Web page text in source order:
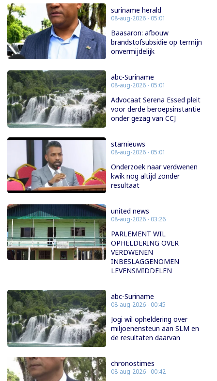
suriname herald
08-aug-2026 - 05:01
Baasaron: afbouw
brandstofsubsidie op termijn
onvermijdelijk
abc-Suriname
08-aug-2026 - 05:01
Advocaat Serena Essed pleit
voor derde beroepsinstantie
onder gezag van CCJ
starnieuws
08-aug-2026 - 05:01
Onderzoek naar verdwenen
kwik nog altijd zonder
resultaat
united news
08-aug-2026 - 03:26
PARLEMENT WIL
OPHELDERING OVER
VERDWENEN
INBESLAGGENOMEN
LEVENSMIDDELEN
abc-Suriname
08-aug-2026 - 00:45
Jogi wil opheldering over
miljoenensteun aan SLM en
de resultaten daarvan
chronostimes
08-aug-2026 - 00:42